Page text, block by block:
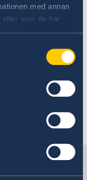
med annan
eller som de har
ha den på
över sina
turistplatser